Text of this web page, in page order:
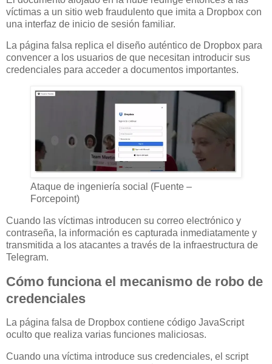
víctimas a un sitio web fraudulento que imita a Dropbox con
una interfaz de inicio de sesión familiar.
La página falsa replica el diseño auténtico de Dropbox para
convencer a los usuarios de que necesitan introducir sus
credenciales para acceder a documentos importantes.
Ataque de ingeniería social (Fuente –
Forcepoint)
Cuando las víctimas introducen su correo electrónico y
contraseña, la información es capturada inmediatamente y
transmitida a los atacantes a través de la infraestructura de
Telegram.
Cómo funciona el mecanismo de robo de
credenciales
La página falsa de Dropbox contiene código JavaScript
oculto que realiza varias funciones maliciosas.
Cuando una víctima introduce sus credenciales, el script